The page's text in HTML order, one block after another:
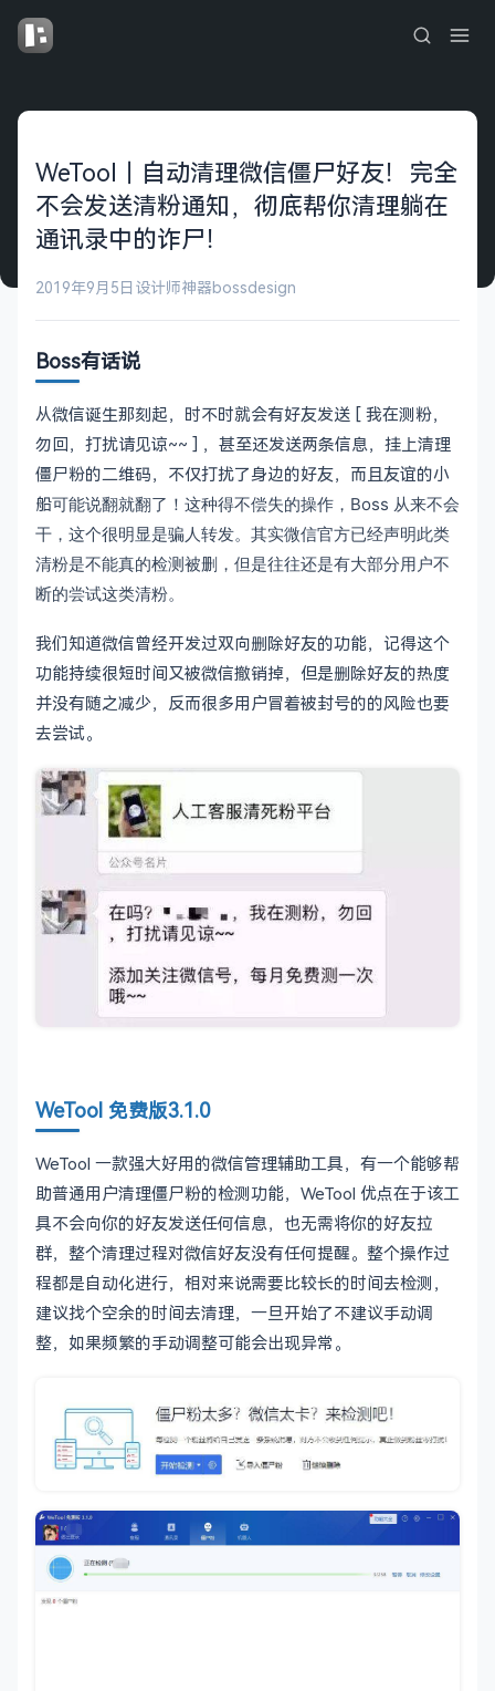
WeTool｜自动清理微信僵尸好友！完全
不会发送清粉通知，彻底帮你清理躺在
通讯录中的诈尸！
2019年9月5日 设计师神器bossdesign
Boss有话说
从微信诞生那刻起，时不时就会有好友发送 [ 我在测粉，
勿回，打扰请见谅~~ ] ，甚至还发送两条信息，挂上清理
僵尸粉的二维码，不仅打扰了身边的好友，而且友谊的小
船可能说翻就翻了！这种得不偿失的操作，Boss 从来不会
干，这个很明显是骗人转发。其实微信官方已经声明此类
清粉是不能真的检测被删，但是往往还是有大部分用户不
断的尝试这类清粉。
我们知道微信曾经开发过双向删除好友的功能，记得这个
功能持续很短时间又被微信撤销掉，但是删除好友的热度
并没有随之减少，反而很多用户冒着被封号的的风险也要
去尝试。
WeTool 免费版3.1.0
WeTool 一款强大好用的微信管理辅助工具，有一个能够帮
助普通用户清理僵尸粉的检测功能，WeTool 优点在于该工
具不会向你的好友发送任何信息，也无需将你的好友拉
群，整个清理过程对微信好友没有任何提醒。整个操作过
程都是自动化进行，相对来说需要比较长的时间去检测，
建议找个空余的时间去清理，一旦开始了不建议手动调
整，如果频繁的手动调整可能会出现异常。